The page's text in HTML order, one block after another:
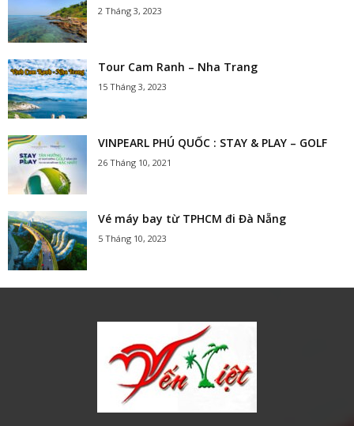
2 Tháng 3, 2023
Tour Cam Ranh – Nha Trang
15 Tháng 3, 2023
VINPEARL PHÚ QUỐC : STAY & PLAY – GOLF
26 Tháng 10, 2021
Vé máy bay từ TPHCM đi Đà Nẵng
5 Tháng 10, 2023